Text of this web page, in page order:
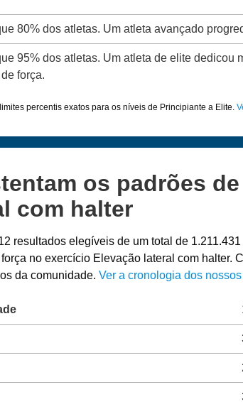
80% dos atletas. Um atleta avançado
95% dos atletas. Um atleta de elite dedicou
força.
percentis exatos para os níveis de Principiante a Elite.
os padrões
com halter
resultados elegíveis de um total de
no exercício Elevação lateral com halter.
da comunidade. Ver a cronologia dos